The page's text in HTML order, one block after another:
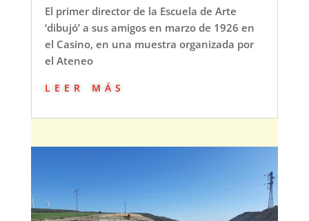
El primer director de la Escuela de Arte
‘dibujó’ a sus amigos en marzo de 1926 en
el Casino, en una muestra organizada por
el Ateneo
leer más